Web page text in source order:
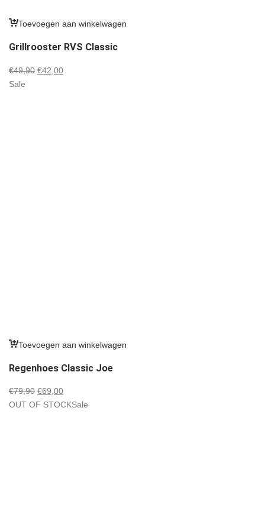
Toevoegen aan winkelwagen
Grillrooster RVS Classic
€49,90 Oorspronkelijke
€42,00Huidige
Sale
Toevoegen aan winkelwagen
Regenhoes Classic Joe
€79,90 Oorspronkelijke
prijs
€69,00Huidige
prijs
OUT OF STOCKSale